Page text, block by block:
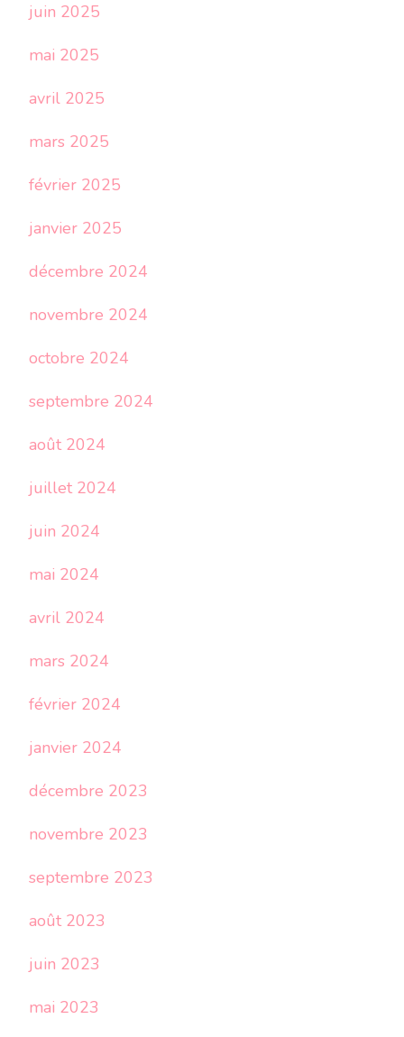
juin 2025
mai 2025
avril 2025
mars 2025
février 2025
janvier 2025
décembre 2024
novembre 2024
octobre 2024
septembre 2024
août 2024
juillet 2024
juin 2024
mai 2024
avril 2024
mars 2024
février 2024
janvier 2024
décembre 2023
novembre 2023
septembre 2023
août 2023
juin 2023
mai 2023